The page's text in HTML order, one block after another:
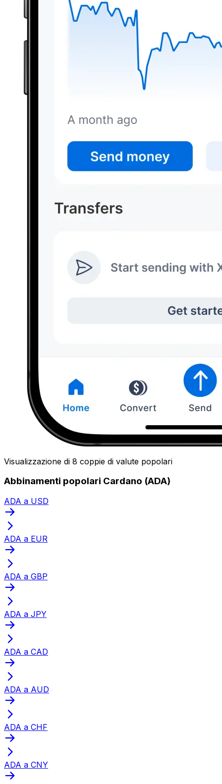
Visualizzazione di 8 coppie di valute popolari
Abbinamenti popolari Cardano (ADA)
ADA a USD
ADA a EUR
ADA a GBP
ADA a JPY
ADA a CAD
ADA a AUD
ADA a CHF
ADA a CNY